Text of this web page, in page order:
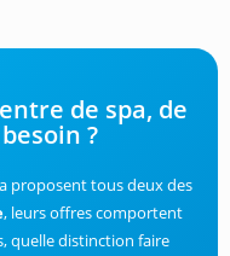
de spa, de
?
proposent tous deux des
, leurs offres comportent
quelle distinction faire